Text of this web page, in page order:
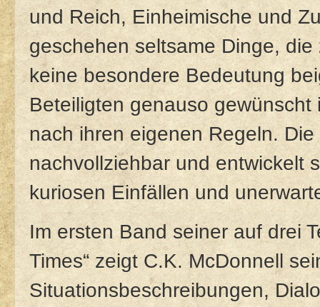
und Reich, Einheimische und
geschehen seltsame Dinge,
keine besondere Bedeutung
Beteiligten genauso
nach ihren eigenen Regeln.
nachvollziehbar und entwickelt
kuriosen Einfällen und
Im ersten Band seiner auf drei
Times“ zeigt C.K. McDonnell
Situationsbeschreibungen,